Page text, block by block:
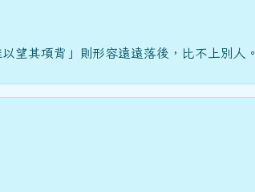
望其項背」則形容遠遠落後，比不上別人。